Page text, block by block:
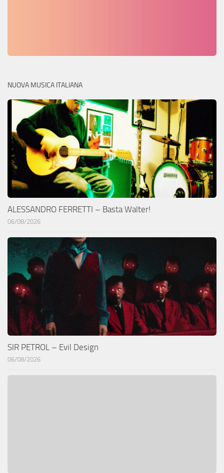
NUOVA MUSICA ITALIANA
ALESSANDRO FERRETTI – Basta Walter!
06/08/2026
SIR PETROL – Evil Design
06/08/2026